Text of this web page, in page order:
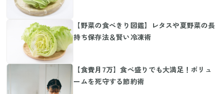
【野菜の食べきり図鑑】レタスや夏野菜の長
持ち保存法＆賢い冷凍術
【食費月7万】食べ盛りでも大満足！ボリュ
ームを死守する節約術